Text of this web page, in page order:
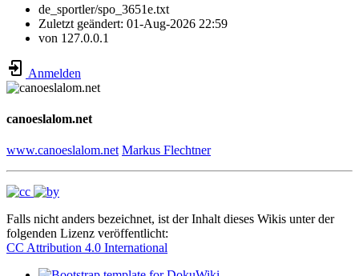
de_sportler/spo_3651e.txt
Zuletzt geändert: 01-Aug-2026 22:59
von 127.0.0.1
Anmelden
canoeslalom.net
www.canoeslalom.net Markus Flechtner
Falls nicht anders bezeichnet, ist der Inhalt dieses Wikis unter der
folgenden Lizenz veröffentlicht:
CC Attribution 4.0 International